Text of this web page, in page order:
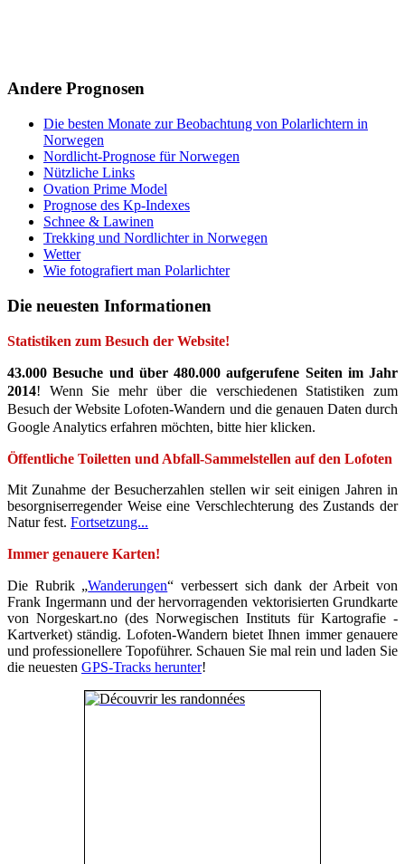
Andere Prognosen
Die besten Monate zur Beobachtung von Polarlichtern in
Norwegen
Nordlicht-Prognose für Norwegen
Nützliche Links
Ovation Prime Model
Prognose des Kp-Indexes
Schnee & Lawinen
Trekking und Nordlichter in Norwegen
Wetter
Wie fotografiert man Polarlichter
Die neuesten Informationen
Statistiken zum Besuch der Website!
43.000 Besuche und über 480.000 aufgerufene Seiten im Jahr
2014! Wenn Sie mehr über die verschiedenen Statistiken zum
Besuch der Website Lofoten-Wandern und die genauen Daten durch
Google Analytics erfahren möchten, bitte hier klicken.
Öffentliche Toiletten und Abfall-Sammelstellen auf den Lofoten
Mit Zunahme der Besucherzahlen stellen wir seit einigen Jahren in
besorgniserregender Weise eine Verschlechterung des Zustands der
Natur fest. Fortsetzung...
Immer genauere Karten!
Die Rubrik „Wanderungen“ verbessert sich dank der Arbeit von
Frank Ingermann und der hervorragenden vektorisierten Grundkarte
von Norgeskart.no (des Norwegischen Instituts für Kartografie -
Kartverket) ständig. Lofoten-Wandern bietet Ihnen immer genauere
und professionellere Topoführer. Schauen Sie mal rein und laden Sie
die neuesten GPS-Tracks herunter!